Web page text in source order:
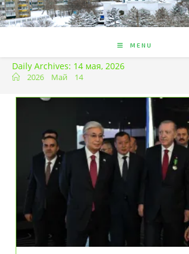
MENU
Daily Archives: 14 мая, 2026
2026 Май 14